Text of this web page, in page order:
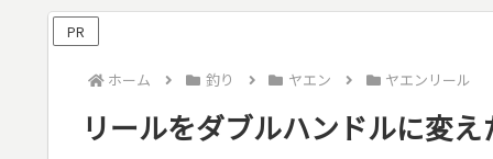
PR
ホーム 釣り ヤエン ヤエンリール
リールをダブルハンドルに変